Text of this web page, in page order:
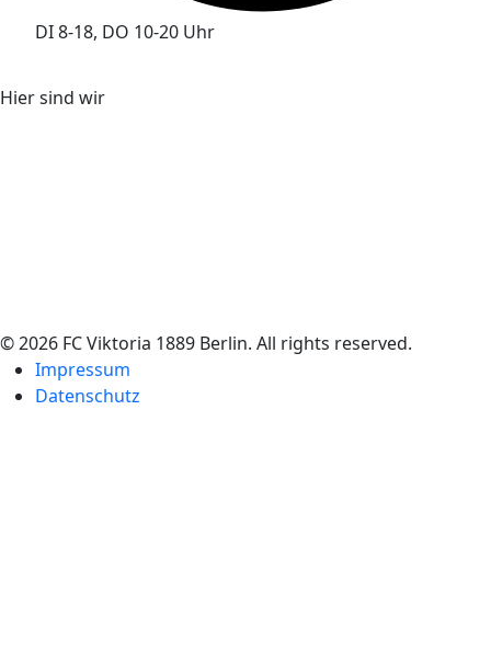
DI 8-18, DO 10-20 Uhr
Hier sind wir
© 2026 FC Viktoria 1889 Berlin. All rights reserved.
Impressum
Datenschutz